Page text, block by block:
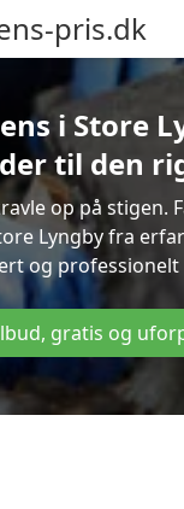
pris.dk
i Store
til den
op på stigen.
Lyngby fra
og
gratis og